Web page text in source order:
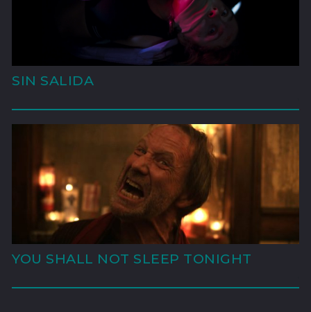
SIN SALIDA
YOU SHALL NOT SLEEP TONIGHT